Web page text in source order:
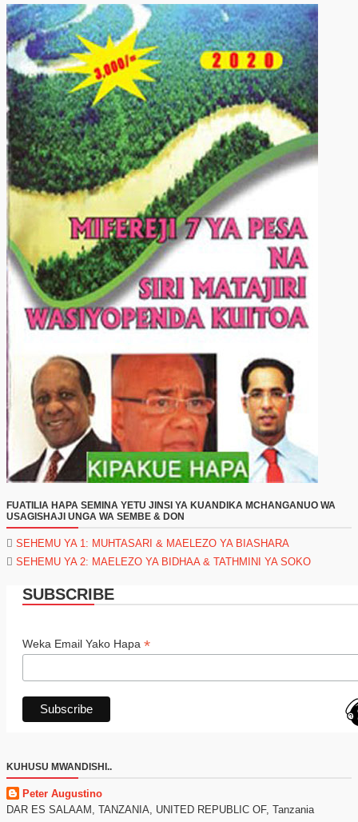
FUATILIA HAPA SEMINA YETU JINSI YA KUANDIKA MCHANGANUO WA
USAGISHAJI UNGA WA SEMBE & DON
SEHEMU YA 1: MUHTASARI & MAELEZO YA BIASHARA
SEHEMU YA 2: MAELEZO YA BIDHAA & TATHMINI YA SOKO
SUBSCRIBE
Weka Email Yako Hapa *
KUHUSU MWANDISHI..
Peter Augustino
DAR ES SALAAM, TANZANIA, UNITED REPUBLIC OF, Tanzania